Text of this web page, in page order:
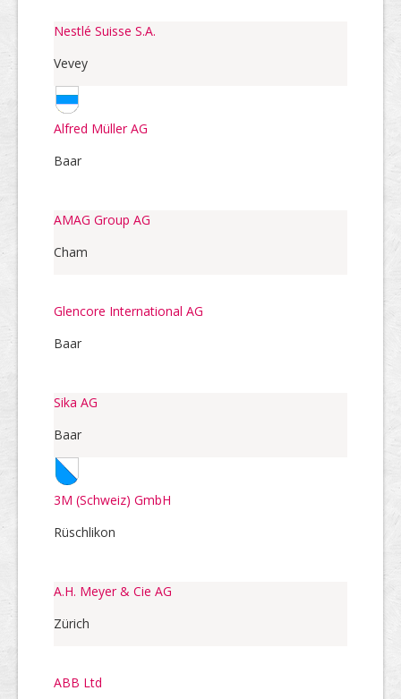
Nestlé Suisse S.A.
Vevey
Alfred Müller AG
Baar
AMAG Group AG
Cham
Glencore International AG
Baar
Sika AG
Baar
3M (Schweiz) GmbH
Rüschlikon
A.H. Meyer & Cie AG
Zürich
ABB Ltd